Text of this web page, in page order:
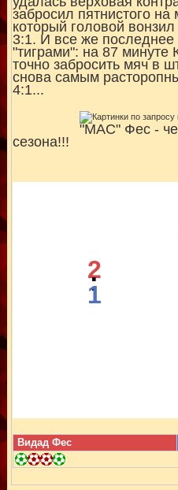
забросил пятнистого
который головой
3:1. И все же последнее
"тиграми": на 87 минуте
точно забросить мяч в
снова самым
4:1...
"МАС" Фес -
сезона!!!
2
:
1
Видад Фес